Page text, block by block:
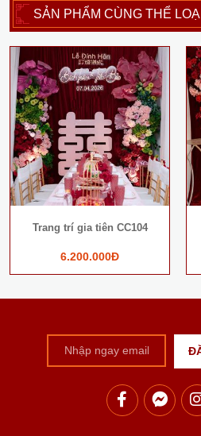
SẢN PHẨM CÙNG THỂ LOẠI
Trang trí gia tiên CC104
6.200.000Đ